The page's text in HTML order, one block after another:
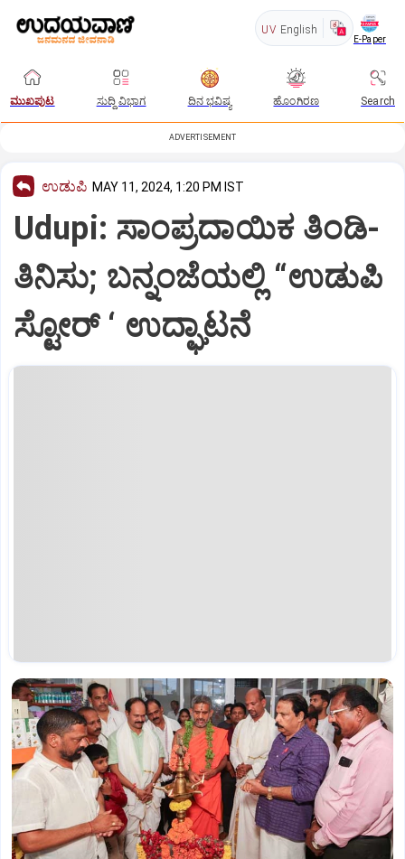
UV English
E-Paper
ಮುಖಪುಟ ಸುದ್ದಿ ವಿಭಾಗ ದಿನ ಭವಿಷ್ಯ ಹೊಂಗಿರಣ Search
ADVERTISEMENT
ಉಡುಪಿ MAY 11, 2024, 1:20 PM IST
Udupi: ಸಾಂಪ್ರದಾಯಿಕ ತಿಂಡಿ-
ತಿನಿಸು; ಬನ್ನಂಜೆಯಲ್ಲಿ “ಉಡುಪಿ
ಸ್ಟೋರ್‌ ‘ ಉದ್ಘಾಟನೆ